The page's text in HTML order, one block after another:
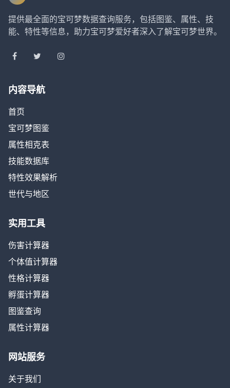
提供最全面的宝可梦数据查询服务，包括图鉴、属性、技
能、特性等信息，助力宝可梦爱好者深入了解宝可梦世界。
内容导航
首页
宝可梦图鉴
属性相克表
技能数据库
特性效果解析
世代与地区
实用工具
伤害计算器
个体值计算器
性格计算器
孵蛋计算器
图鉴查询
属性计算器
网站服务
关于我们